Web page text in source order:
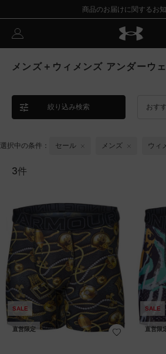
商品のお届けに関するお
メンズ＋ウィメンズ アンダーウ
絞り込み検索 おす
選択中の条件： セール メンズ ウィ
3件
SALE
直営限定
SALE
直営限